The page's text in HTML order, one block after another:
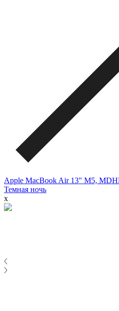
Apple MacBook Air 13" M5,
Темная ночь
x